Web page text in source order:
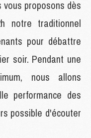
proposons dès
notre traditionnel
pour débattre
soir. Pendant une
nous allons
performance des
possible d'écouter